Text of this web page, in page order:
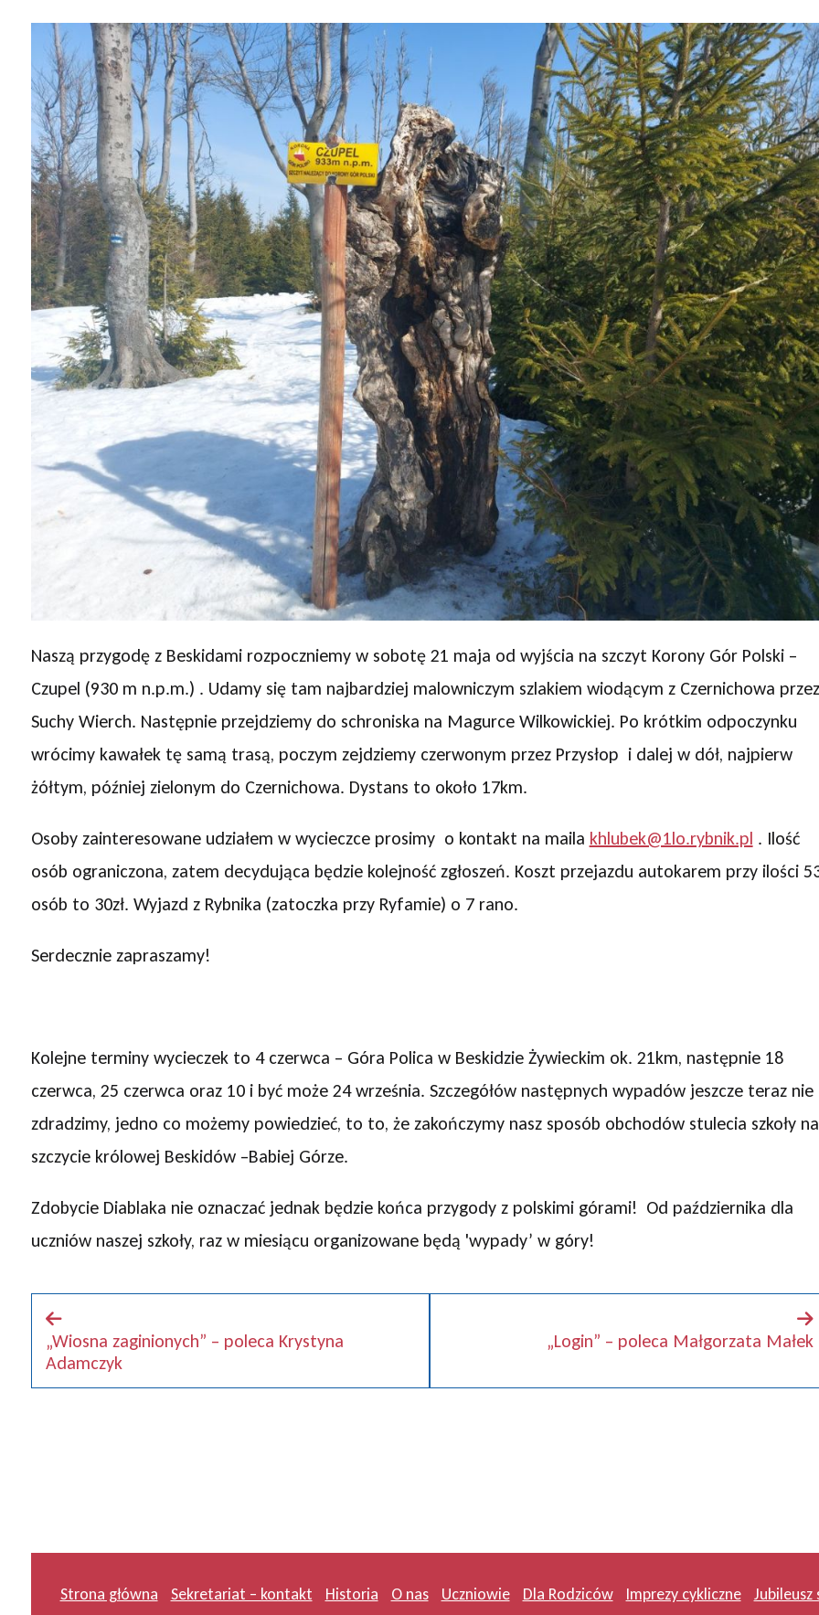
Naszą przygodę z Beskidami rozpoczniemy w sobotę 21 maja od wyjścia na szczyt Korony Gór Polski –
Czupel (930 m n.p.m.) . Udamy się tam najbardziej malowniczym szlakiem wiodącym z Czernichowa przez
Suchy Wierch. Następnie przejdziemy do schroniska na Magurce Wilkowickiej. Po krótkim odpoczynku
wrócimy kawałek tę samą trasą, poczym zejdziemy czerwonym przez Przysłop i dalej w dół, najpierw
żółtym, później zielonym do Czernichowa. Dystans to około 17km.
Osoby zainteresowane udziałem w wycieczce prosimy o kontakt na maila khlubek@1lo.rybnik.pl . Ilość
osób ograniczona, zatem decydująca będzie kolejność zgłoszeń. Koszt przejazdu autokarem przy ilości
osób to 30zł. Wyjazd z Rybnika (zatoczka przy Ryfamie) o 7 rano.
Serdecznie zapraszamy!
Kolejne terminy wycieczek to 4 czerwca – Góra Polica w Beskidzie Żywieckim ok. 21km, następnie 18
czerwca, 25 czerwca oraz 10 i być może 24 września. Szczegółów następnych wypadów jeszcze teraz nie
zdradzimy, jedno co możemy powiedzieć, to to, że zakończymy nasz sposób obchodów stulecia szkoły na
szczycie królowej Beskidów –Babiej Górze.
Zdobycie Diablaka nie oznaczać jednak będzie końca przygody z polskimi górami! Od października dla
uczniów naszej szkoły, raz w miesiącu organizowane będą 'wypady’ w góry!
„Wiosna zaginionych” – poleca Krystyna
Adamczyk
„Login” – poleca Małgorzata Małek
Strona główna Sekretariat – kontakt Historia O nas Uczniowie Dla Rodziców Imprezy cykliczne Jubileusz